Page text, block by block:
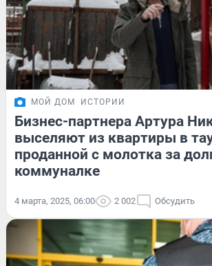
МОЙ ДОМ ИСТОРИИ
Бизнес-партнера Артура
выселяют из квартиры в
проданной с молотка за
коммуналке
4 марта, 2025, 06:00 2 002 Обсудить